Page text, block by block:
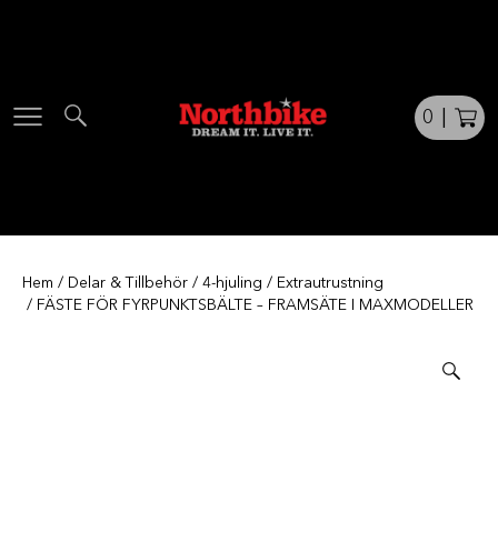
0
Hem / Delar & Tillbehör / 4-hjuling / Extrautrustning
/ FÄSTE FÖR FYRPUNKTSBÄLTE – FRAMSÄTE I MAXMODELLER